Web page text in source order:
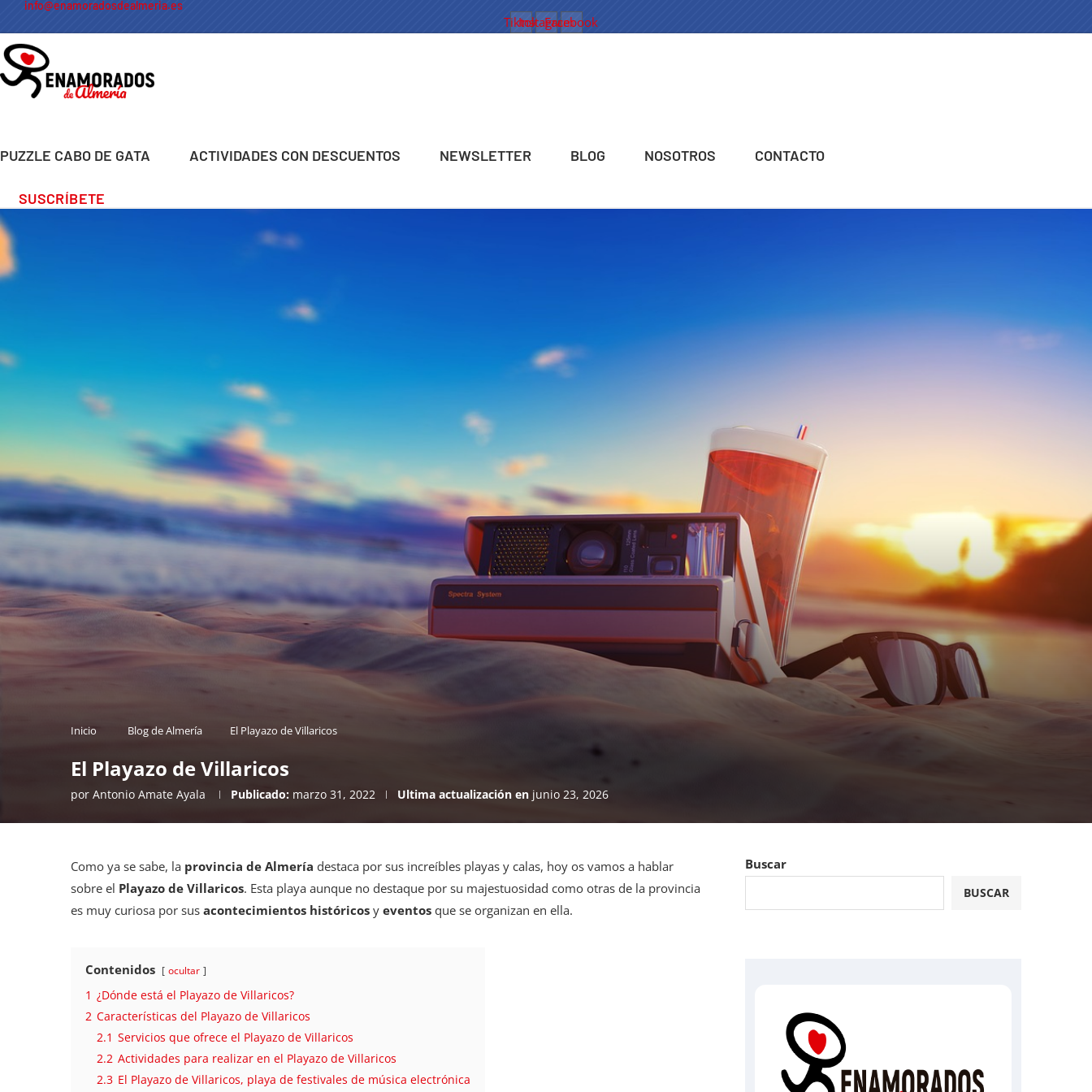
info@enamoradosdealmeria.es
Tiktok
Instagram
Facebook
PUZZLE CABO DE GATA ACTIVIDADES CON DESCUENTOS NEWSLETTER BLOG NOSOTROS CONTACTO
SUSCRÍBETE
Inicio Blog de Almería El Playazo de Villaricos
El Playazo de Villaricos
por Antonio Amate Ayala Publicado: marzo 31, 2022 Ultima actualización en junio 23, 2026
Como ya se sabe, la provincia de Almería destaca por sus increíbles playas y calas, hoy os vamos a hablar
sobre el Playazo de Villaricos. Esta playa aunque no destaque por su majestuosidad como otras de la provincia
es muy curiosa por sus acontecimientos históricos y eventos que se organizan en ella.
Contenidos ocultar
1 ¿Dónde está el Playazo de Villaricos?
2 Características del Playazo de Villaricos
2.1 Servicios que ofrece el Playazo de Villaricos
2.2 Actividades para realizar en el Playazo de Villaricos
2.3 El Playazo de Villaricos, playa de festivales de música electrónica
Buscar
BUSCAR